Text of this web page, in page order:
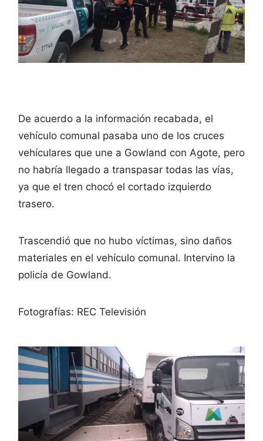
De acuerdo a la información recabada, el
vehículo comunal pasaba uno de los cruces
vehículares que une a Gowland con Agote, pero
no habría llegado a transpasar todas las vías,
ya que el tren chocó el cortado izquierdo
trasero.
Trascendió que no hubo víctimas, sino daños
materiales en el vehículo comunal. Intervino la
policía de Gowland.
Fotografías: REC Televisión